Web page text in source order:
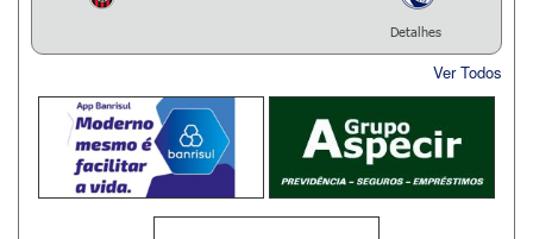
Detalhes
Ver Todos